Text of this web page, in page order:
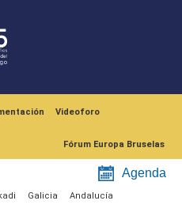
Videoforo
Fórum Europa Bruselas
Agenda
Galicia Andalucía